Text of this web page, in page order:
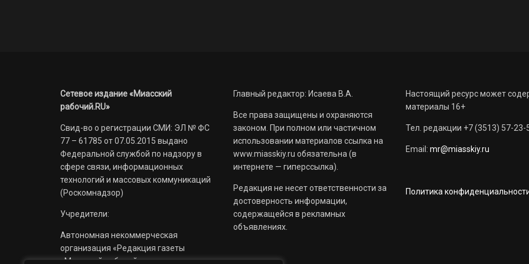
Сетевое издание «Миасский
рабочий.RU»
Свид-во о регистрации СМИ: ЭЛ № ФС
77 – 61785 от 07.05.2015 выдано
Федеральной службой по надзору в
сфере связи, информационных
технологий и массовых коммуникаций
(Роскомнадзор)
Учредители:
Автономная некоммерческая
организация «Редакция газеты
«Миасский рабочий»;
Главный редактор: Исаева В.А.
Все права защищены и охраняются
законом. При полном или частичном
использовании материалов ссылка на
www.miasskiy.ru обязательна (в
интернете — гиперссылка).
Редакция не несет ответственности за
достоверность информации,
содержащейся в рекламных
объявлениях.
Настоящий ресурс может
материалы 16+
Тел. редакции +7 (3513) 57-23-
Email: mr@miasskiy.ru
Политика